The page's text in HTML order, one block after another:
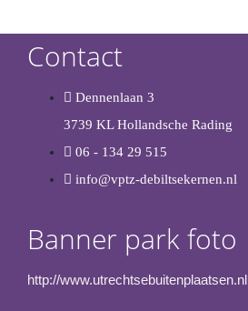
Contact
Dennenlaan 3
3739 KL Hollandsche Rading
06 - 134 29 515
info@vptz-debiltsekernen.nl
Banner park foto
http://www.utrechtsebuitenplaatsen.nl